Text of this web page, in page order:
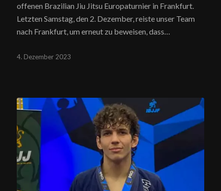
offenen Brazilian Jiu Jitsu Europaturnier in Frankfurt.
Letzten Samstag, den 2. Dezember, reiste unser Team
nach Frankfurt, um erneut zu beweisen, dass…
4. Dezember 2023